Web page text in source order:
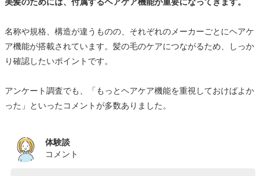
美髪のためには、付属するヘアケア機能が重要になってきます。
名称や規格、構造が違うものの、それぞれのメーカーごとにヘアケ
ア機能が搭載されています。髪の毛のケアにつながるため、しっか
り確認したいポイントです。
アンケート調査でも、「もっとヘアケア機能を重視しておけばよか
った」といったコメントが多数ありました。
体験談
コメント